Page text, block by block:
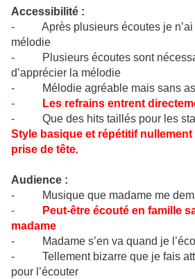
Accessibilité :
- Après plusieurs écoutes je n’ai
mélodie
- Plusieurs écoutes sont
d’apprécier la mélodie
- Mélodie agréable mais sans
-
Les refrains entrent
- Que des hits taillés pour les
Style basique et répétitif
prise de tête.
Audience :
- Musique que madame me
-
Peut-être écouté en famille
madame
- Madame s’en va quand je
- Tellement bizarre que je fais
pour l’écouter